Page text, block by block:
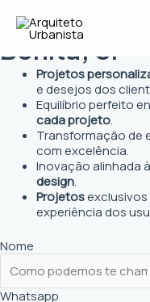
para
conteúdo
Arquiteto
Bonita, SP
Projetos
e desejos dos
Equilíbrio perfeito
cada projeto.
Transformação de
com excelência.
Inovação alinhada
design.
Projetosexclusivos
experiência dos
Nome
Whatsapp